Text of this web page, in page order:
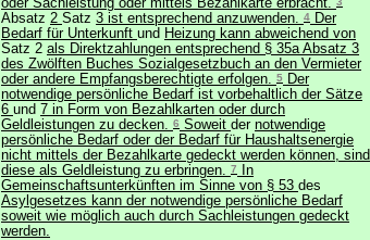
oder Sachleistung oder mittels Bezahlkarte erbracht.
Absatz 2 Satz 3 ist entsprechend anzuwenden. 4 Der
Bedarf für Unterkunft und Heizung kann abweichend von
Satz 2 als Direktzahlungen entsprechend § 35a Absatz 3
des Zwölften Buches Sozialgesetzbuch an den Vermieter
oder andere Empfangsberechtigte erfolgen. 5 Der
notwendige persönliche Bedarf ist vorbehaltlich der Sätze
6 und 7 in Form von Bezahlkarten oder durch
Geldleistungen zu decken. 6 Soweit der notwendige
persönliche Bedarf oder der Bedarf für Haushaltsenergie
nicht mittels der Bezahlkarte gedeckt werden können, sind
diese als Geldleistung zu erbringen. 7
In
Gemeinschaftsunterkünften im Sinne von § 53 des
Asylgesetzes kann der notwendige persönliche Bedarf
soweit wie möglich auch durch Sachleistungen gedeckt
werden.